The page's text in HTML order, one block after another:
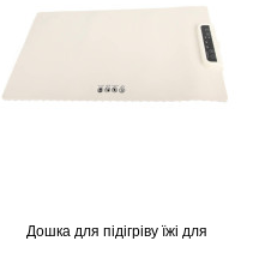
Дошка для підігріву їжі для